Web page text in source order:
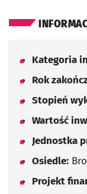
Kategoria
Rok
Stopień
Wartość
Jednostka
Osiedle:
Projekt